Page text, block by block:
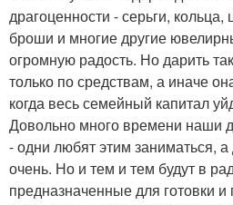
драгоценности - серьги, кольца,
броши и многие другие
огромную радость. Но дарить
только по средствам, а иначе
когда весь семейный капитал
Довольно много времени наши
- одни любят этим заниматься,
очень. Но и тем и тем будут в
предназначенные для готовки